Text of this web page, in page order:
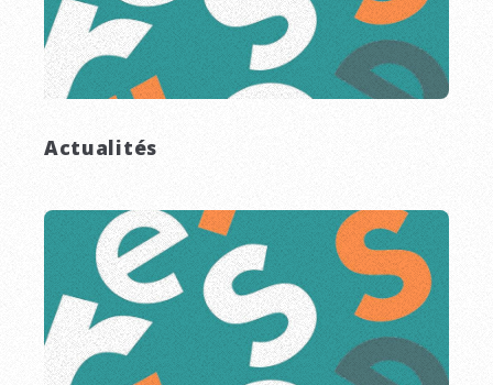
Actualités